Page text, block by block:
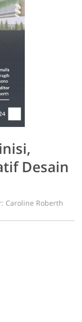
Desain
Caroline Roberth